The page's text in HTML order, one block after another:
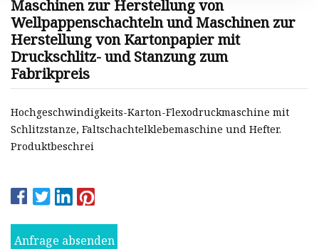
Maschinen zur Herstellung von
Wellpappenschachteln und Maschinen zur
Herstellung von Kartonpapier mit
Druckschlitz- und Stanzung zum
Fabrikpreis
Hochgeschwindigkeits-Karton-Flexodruckmaschine mit
Schlitzstanze, Faltschachtelklebemaschine und Hefter.
Produktbeschrei
Anfrage absenden